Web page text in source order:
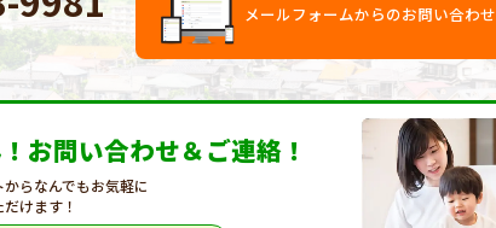
メールフォームからのお問い合わせ
お問い合わせ＆ご連絡！
らなんでもお気軽に
けます！